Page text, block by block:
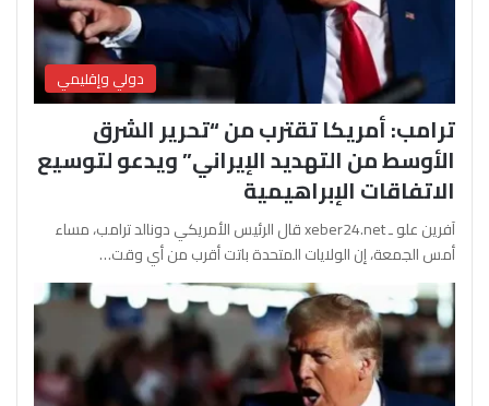
دولي وإقليمي
ترامب: أمريكا تقترب من “تحرير الشرق
الأوسط من التهديد الإيراني” ويدعو لتوسيع
الاتفاقات الإبراهيمية
آفرين علو ـ xeber24.net قال الرئيس الأمريكي دونالد ترامب، مساء
أمس الجمعة، إن الولايات المتحدة باتت أقرب من أي وقت…